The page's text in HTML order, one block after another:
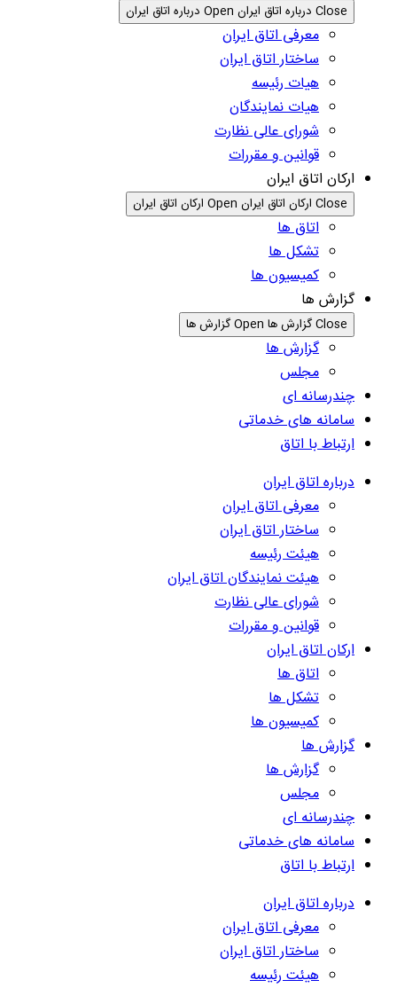
Close درباره اتاق ایران Open درباره اتاق ایران
معرفی اتاق ایران
ساختار اتاق ایران
هیات رئیسه
هیات نمایندگان
شورای عالی نظارت
قوانین و مقررات
ارکان اتاق ایران
Close ارکان اتاق ایران Open ارکان اتاق ایران
اتاق ها
تشکل ها
کمیسیون ها
گزارش ها
Close گزارش ها Open گزارش ها
گزارش ها
مجلس
چندرسانه ای
سامانه های خدماتی
ارتباط با اتاق
درباره اتاق ایران
معرفی اتاق ایران
ساختار اتاق ایران
هیئت رئیسه
هیئت نمایندگان اتاق ایران
شورای عالی نظارت
قوانین و مقررات
ارکان اتاق ایران
اتاق ها
تشکل ها
کمیسیون ها
گزارش ها
گزارش ها
مجلس
چندرسانه ای
سامانه های خدماتی
ارتباط با اتاق
درباره اتاق ایران
معرفی اتاق ایران
ساختار اتاق ایران
هیئت رئیسه